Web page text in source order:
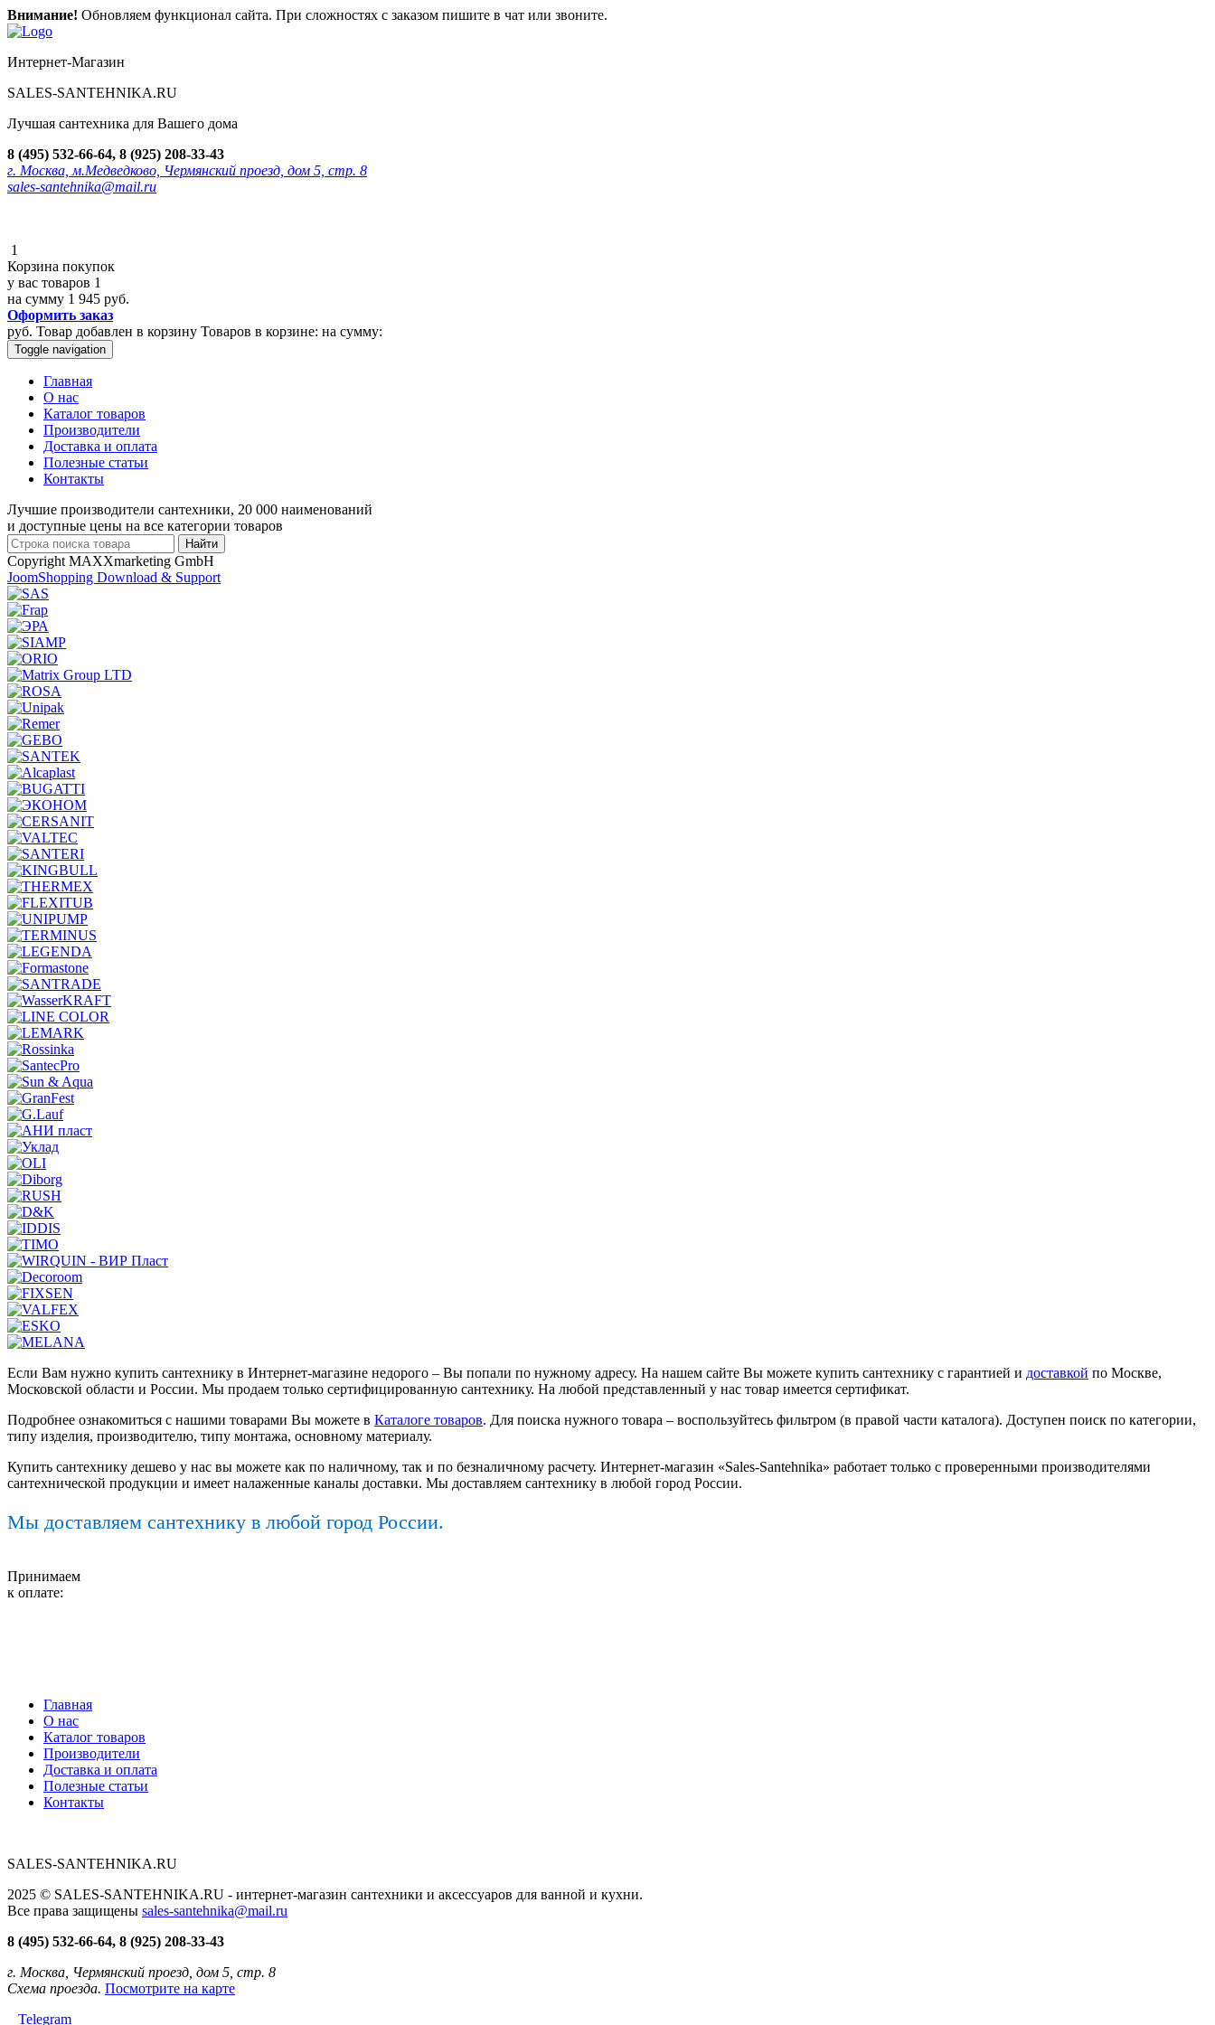
Внимание! Обновляем функционал сайта. При сложностях с заказом пишите в чат или звоните.
Интернет-Магазин
SALES-SANTEHNIKA.RU
Лучшая сантехника для Вашего дома
8 (495) 532-66-64, 8 (925) 208-33-43
г. Москва, м.Медведково, Чермянский проезд, дом 5, стр. 8
sales-santehnika@mail.ru
1
Корзина покупок
у вас товаров 1
на сумму 1 945 руб.
Оформить заказ
руб. Товар добавлен в корзину Товаров в корзине: на сумму:
Toggle navigation
Главная
О нас
Каталог товаров
Производители
Доставка и оплата
Полезные статьи
Контакты
Лучшие производители сантехники, 20 000 наименований
и доступные цены на все категории товаров
Copyright MAXXmarketing GmbH
JoomShopping Download & Support
Если Вам нужно купить сантехнику в Интернет-магазине недорого – Вы попали по нужному адресу. На нашем сайте Вы можете купить сантехнику с гарантией и доставкой по Москве,
Московской области и России. Мы продаем только сертифицированную сантехнику. На любой представленный у нас товар имеется сертификат.
Подробнее ознакомиться с нашими товарами Вы можете в Каталоге товаров. Для поиска нужного товара – воспользуйтесь фильтром (в правой части каталога). Доступен поиск по категории,
типу изделия, производителю, типу монтажа, основному материалу.
Купить сантехнику дешево у нас вы можете как по наличному, так и по безналичному расчету. Интернет-магазин «Sales-Santehnika» работает только с проверенными производителями
сантехнической продукции и имеет налаженные каналы доставки. Мы доставляем сантехнику в любой город России.
Мы доставляем сантехнику в любой город России.
Принимаем
к оплате:
Главная
О нас
Каталог товаров
Производители
Доставка и оплата
Полезные статьи
Контакты
SALES-SANTEHNIKA.RU
2025 © SALES-SANTEHNIKA.RU - интернет-магазин сантехники и аксессуаров для ванной и кухни.
Все права защищены sales-santehnika@mail.ru
8 (495) 532-66-64, 8 (925) 208-33-43
г. Москва, Чермянский проезд, дом 5, стр. 8
Схема проезда. Посмотрите на карте
Telegram